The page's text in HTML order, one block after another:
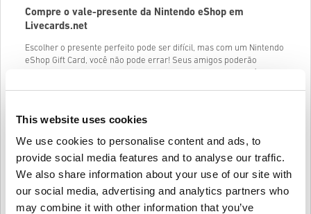
This website uses cookies
We use cookies to personalise content and ads, to
provide social media features and to analyse our traffic.
We also share information about your use of our site with
our social media, advertising and analytics partners who
may combine it with other information that you’ve
Compre o vale-presente da Nintendo eShop em
Livecards.net
Escolher o presente perfeito pode ser difícil, mas com um Nintendo
eShop Gift Card, você não pode errar! Seus amigos poderão
jogos e complementos mais recentes assim que forem lançados.
digitais. Quer gostem deMario Kart, Zelda, Splatoon ou qualquer
outra franquia da Nintendo, eles certamente encontrarão algo que
amam.
Aqui estão algumas denominações de Nintendo eShop Cards que
você pode comprar: